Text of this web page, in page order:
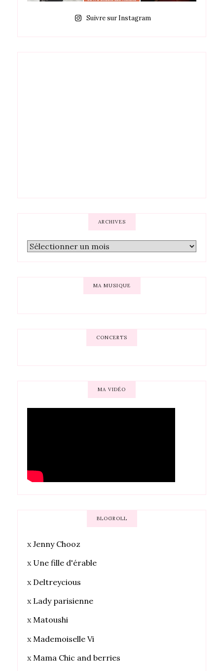
Suivre sur Instagram
ARCHIVES
MA MUSIQUE
CONCERTS
MA VIDÉO
BLOGROLL
x Jenny Chooz
x Une fille d'érable
x Deltreycious
x Lady parisienne
xMatoushi
x Mademoiselle Vi
xMama Chic and berries